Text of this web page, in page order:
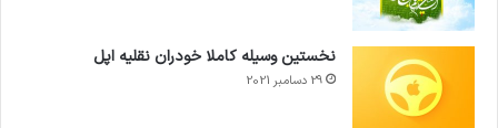
نخستین وسیله کاملا خودران نقلیه اپل
29 دسامبر 2021